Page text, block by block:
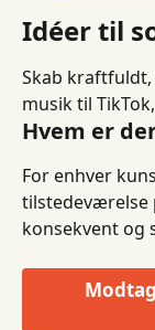
Idéer til
Skab
musik til
Hvem er
For enhver
tilstedeværelse
konsekvent og